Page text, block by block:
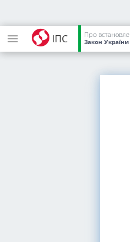
ІПС Закон України